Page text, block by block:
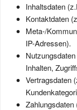
Inhaltsdaten
Kontaktdaten
Meta-/
IP-Adressen).
Inhalten,
Vertragsdaten